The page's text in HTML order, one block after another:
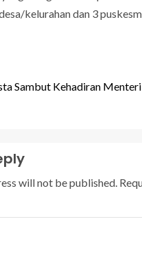
kelurahan dan 3
Sambut Kehadiran
will not be published.